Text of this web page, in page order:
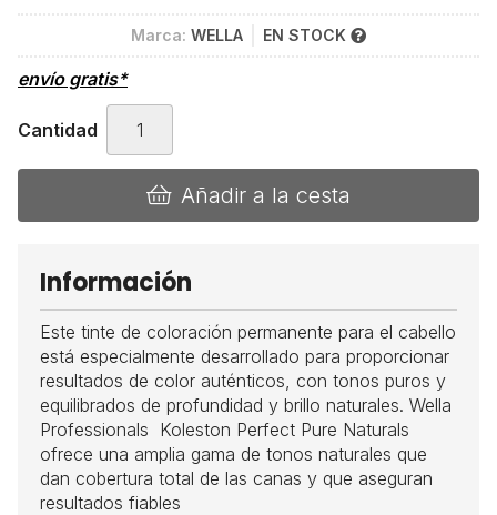
Marca: WELLA EN STOCK
envío gratis*
Cantidad
Añadir a la cesta
Información
Este tinte de coloración permanente para el cabello
está especialmente desarrollado para proporcionar
resultados de color auténticos, con tonos puros y
equilibrados de profundidad y brillo naturales. Wella
Professionals Koleston Perfect Pure Naturals
ofrece una amplia gama de tonos naturales que
dan cobertura total de las canas y que aseguran
resultados fiables